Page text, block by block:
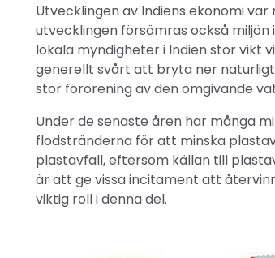
Utvecklingen av Indiens ekonomi
utvecklingen försämras också
lokala myndigheter i Indien stor vikt
generellt svårt att bryta ner
stor förorening av den omgivande
Under de senaste åren har många
flodstränderna för att minska
plastavfall, eftersom källan till
är att ge vissa incitament att
viktig roll i denna del.